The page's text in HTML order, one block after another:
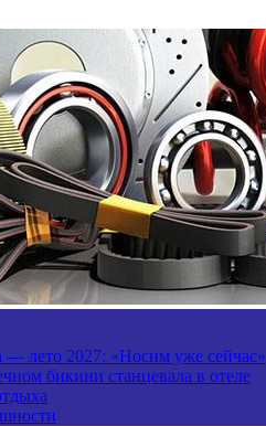
— лето 2027: «Носим уже сейчас»
бикини станцевала в отеле